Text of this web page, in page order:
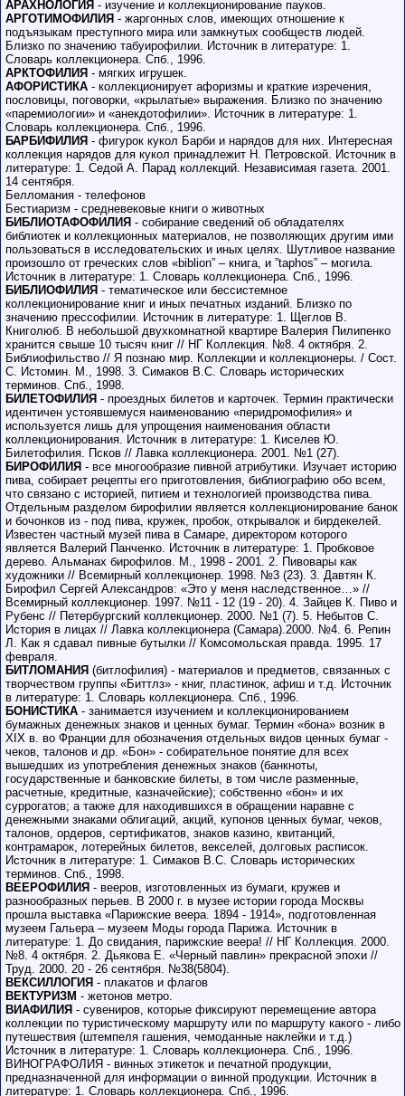
АРАХНОЛОГИЯ - изучение и коллекционирование пауков.
АРГОТИМОФИЛИЯ - жаргонных слов, имеющих отношение к
подъязыкам преступного мира или замкнутых сообществ людей.
Близко по значению табуирофилии. Источник в литературе: 1.
Словарь коллекционера. Спб., 1996.
АРКТОФИЛИЯ - мягких игрушек.
АФОРИСТИКА - коллекционирует афоризмы и краткие изречения,
пословицы, поговорки, «крылатые» выражения. Близко по значению
«паремиологии» и «анекдотофилии». Источник в литературе: 1.
Словарь коллекционера. Спб., 1996.
БАРБИФИЛИЯ - фигурок кукол Барби и нарядов для них. Интересная
коллекция нарядов для кукол принадлежит Н. Петровской. Источник в
литературе: 1. Седой А. Парад коллекций. Независимая газета. 2001.
14 сентября.
Белломания - телефонов
Бестиаризм - средневековые книги о животных
БИБЛИОТАФОФИЛИЯ - собирание сведений об обладателях
библиотек и коллекционных материалов, не позволяющих другим ими
пользоваться в исследовательских и иных целях. Шутливое название
произошло от греческих слов «biblion” – книга, и ”taphos” – могила.
Источник в литературе: 1. Словарь коллекционера. Спб., 1996.
БИБЛИОФИЛИЯ - тематическое или бессистемное
коллекционирование книг и иных печатных изданий. Близко по
значению прессофилии. Источник в литературе: 1. Щеглов В.
Книголюб. В небольшой двухкомнатной квартире Валерия Пилипенко
хранится свыше 10 тысяч книг // НГ Коллекция. №8. 4 октября. 2.
Библиофильство // Я познаю мир. Коллекции и коллекционеры. / Сост.
С. Истомин. М., 1998. 3. Симаков В.С. Словарь исторических
терминов. Спб., 1998.
БИЛЕТОФИЛИЯ - проездных билетов и карточек. Термин практически
идентичен устоявшемуся наименованию «перидромофилия» и
используется лишь для упрощения наименования области
коллекционирования. Источник в литературе: 1. Киселев Ю.
Билетофилия. Псков // Лавка коллекционера. 2001. №1 (27).
БИРОФИЛИЯ - все многообразие пивной атрибутики. Изучает историю
пива, собирает рецепты его приготовления, библиографию обо всем,
что связано с историей, питием и технологией производства пива.
Отдельным разделом бирофилии является коллекционирование банок
и бочонков из - под пива, кружек, пробок, открывалок и бирдекелей.
Известен частный музей пива в Самаре, директором которого
является Валерий Панченко. Источник в литературе: 1. Пробковое
дерево. Альманах бирофилов. М., 1998 - 2001. 2. Пивовары как
художники // Всемирный коллекционер. 1998. №3 (23). 3. Давтян К.
Бирофил Сергей Александров: «Это у меня наследственное…» //
Всемирный коллекционер. 1997. №11 - 12 (19 - 20). 4. Зайцев К. Пиво и
Рубенс // Петербургский коллекционер. 2000. №1 (7). 5. Небытов С.
История в лицах // Лавка коллекционера (Самара).2000. №4. 6. Репин
Л. Как я сдавал пивные бутылки // Комсомольская правда. 1995. 17
февраля.
БИТЛОМАНИЯ (битлофилия) - материалов и предметов, связанных с
творчеством группы «Биттлз» - книг, пластинок, афиш и т.д. Источник
в литературе: 1. Словарь коллекционера. Спб., 1996.
БОНИСТИКА - занимается изучением и коллекционированием
бумажных денежных знаков и ценных бумаг. Термин «бона» возник в
XIX в. во Франции для обозначения отдельных видов ценных бумаг -
чеков, талонов и др. «Бон» - собирательное понятие для всех
вышедших из употребления денежных знаков (банкноты,
государственные и банковские билеты, в том числе разменные,
расчетные, кредитные, казначейские); собственно «бон» и их
суррогатов; а также для находившихся в обращении наравне с
денежными знаками облигаций, акций, купонов ценных бумаг, чеков,
талонов, ордеров, сертификатов, знаков казино, квитанций,
контрамарок, лотерейных билетов, векселей, долговых расписок.
Источник в литературе: 1. Симаков В.С. Словарь исторических
терминов. Спб., 1998.
ВЕЕРОФИЛИЯ - вееров, изготовленных из бумаги, кружев и
разнообразных перьев. В 2000 г. в музее истории города Москвы
прошла выставка «Парижские веера. 1894 - 1914», подготовленная
музеем Гальера – музеем Моды города Парижа. Источник в
литературе: 1. До свидания, парижские веера! // НГ Коллекция. 2000.
№8. 4 октября. 2. Дьякова Е. «Черный павлин» прекрасной эпохи //
Труд. 2000. 20 - 26 сентября. №38(5804).
ВЕКСИЛЛОГИЯ - плакатов и флагов
ВЕКТУРИЗМ - жетонов метро.
ВИАФИЛИЯ - сувениров, которые фиксируют перемещение автора
коллекции по туристическому маршруту или по маршруту какого - либо
путешествия (штемпеля гашения, чемоданные наклейки и т.д.)
Источник в литературе: 1. Словарь коллекционера. Спб., 1996.
ВИНОГРАФОЛИЯ - винных этикеток и печатной продукции,
предназначенной для информации о винной продукции. Источник в
литературе: 1. Словарь коллекционера. Спб., 1996.